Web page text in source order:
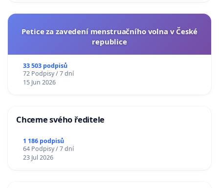
Petice za zavedení menstruačního volna v České
republice
33 503 podpisů
72 Podpisy / 7 dní
15 Jun 2026
Chceme svého ředitele
1 186 podpisů
64 Podpisy / 7 dní
23 Jul 2026